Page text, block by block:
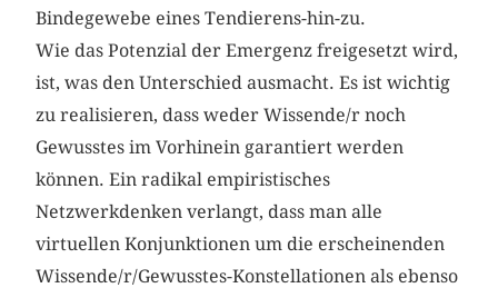
Bindegewebe eines Tendierens-hin-zu.
Wie das Potenzial der Emergenz freigesetzt wird,
ist, was den Unterschied ausmacht. Es ist wichtig
zu realisieren, dass weder Wissende/r noch
Gewusstes im Vorhinein garantiert werden
können. Ein radikal empiristisches
Netzwerkdenken verlangt, dass man alle
virtuellen Konjunktionen um die erscheinenden
Wissende/r/Gewusstes-Konstellationen als ebenso